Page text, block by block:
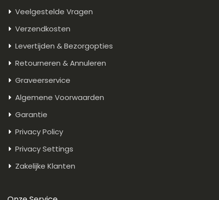
Veelgestelde Vragen
Verzendkosten
Levertijden & Bezorgopties
Retourneren & Annuleren
Graveerservice
Algemene Voorwaarden
Garantie
Privacy Policy
Privacy Settings
Zakelijke Klanten